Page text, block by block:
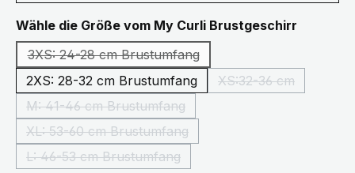
Wähle die Größe vom My Curli Brustgeschirr
3XS: 24-28 cm Brustumfang
(Diese Option ist zurzeit nicht verfügbar.)
2XS: 28-32 cm Brustumfang XS:32-36 cm
(Diese Option ist
M: 41-46 cm Brustumfang
(Diese Option ist zurzeit nicht verfügbar.)
XL: 53-60 cm Brustumfang
(Diese Option ist zurzeit nicht verfügbar.)
L: 46-53 cm Brustumfang
(Diese Option ist zurzeit nicht verfügbar.)